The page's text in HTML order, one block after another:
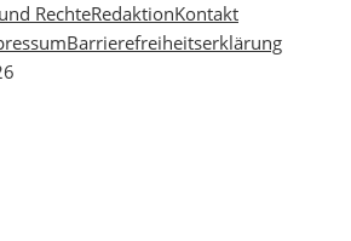
RechteRedaktionKontakt
Barrierefreiheitserklärung